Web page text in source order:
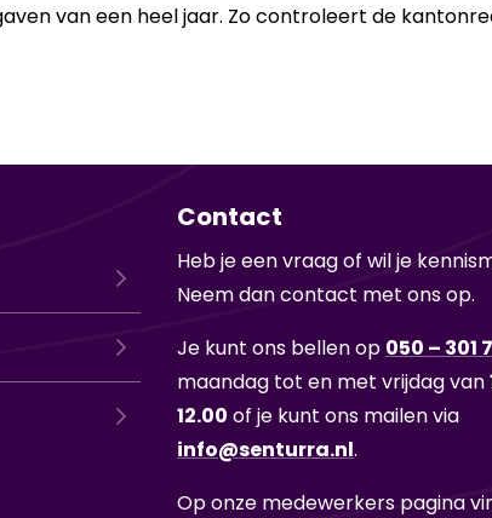
van een heel jaar. Zo controleert de
Contact
Heb je een vraag of wil je
Neem dan con­tact met ons op.
Je kunt ons bel­len op 050 – 301
maan­dag tot en met vrij­dag van
12.00 of je kunt ons mai­len via
info@sen­tur­ra.nl.
Op onze me­de­wer­kers pa­gi­na